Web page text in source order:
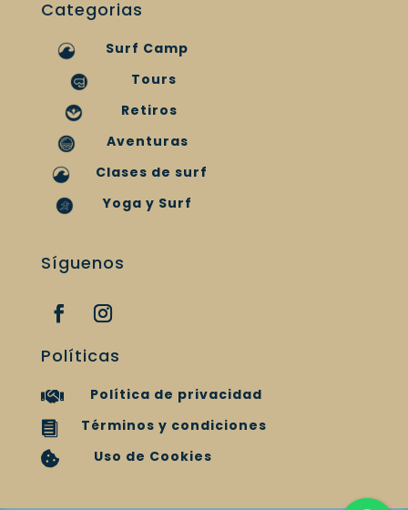
Categorias
Surf Camp
Tours
Retiros
Aventuras
Clases de surf
Yoga y Surf
Síguenos
Políticas

Política de privacidad

Términos y condiciones
 Uso de Cookies